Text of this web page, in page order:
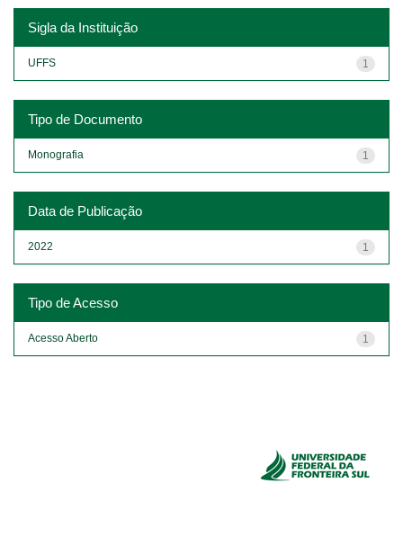
Sigla da Instituição
1
UFFS
Tipo de Documento
1
Monografia
Data de Publicação
1
2022
Tipo de Acesso
1
Acesso Aberto